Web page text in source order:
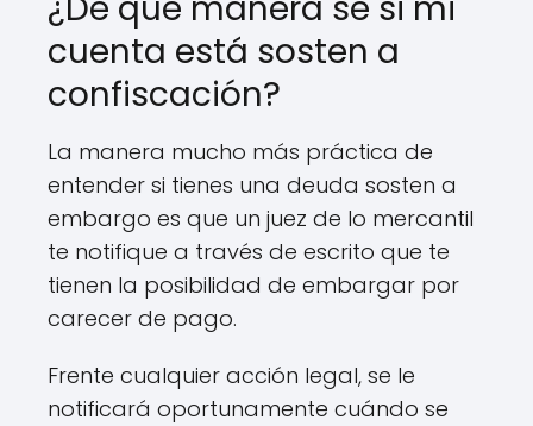
cuenta está sosten a
confiscación?
La manera mucho más práctica de
entender si tienes una deuda sosten a
embargo es que un juez de lo mercantil
te notifique a través de escrito que te
tienen la posibilidad de embargar por
carecer de pago.
Frente cualquier acción legal, se le
notificará oportunamente cuándo se